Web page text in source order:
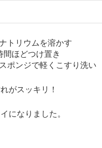
トリウムを溶かす
間ほどつけ置き
ポンジで軽くこすり洗い
がスッキリ！
になりました。